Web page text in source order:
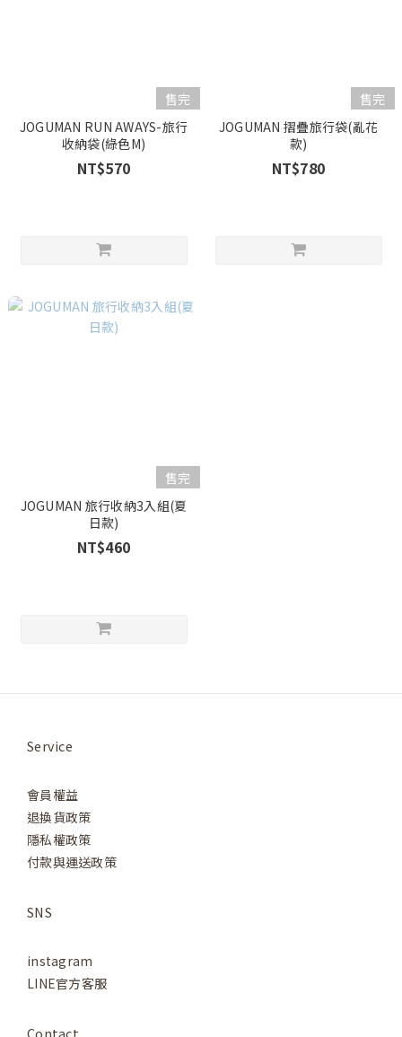
售完
JOGUMAN RUN AWAYS-旅行
收納袋(綠色M)
NT$570
售完
JOGUMAN 摺疊旅行袋(亂花
款)
NT$780
售完
JOGUMAN 旅行收納3入組(夏
日款)
NT$460
Service
會員權益
退換貨政策
隱私權政策
付款與運送政策
SNS
instagram
LINE官方客服
Contact